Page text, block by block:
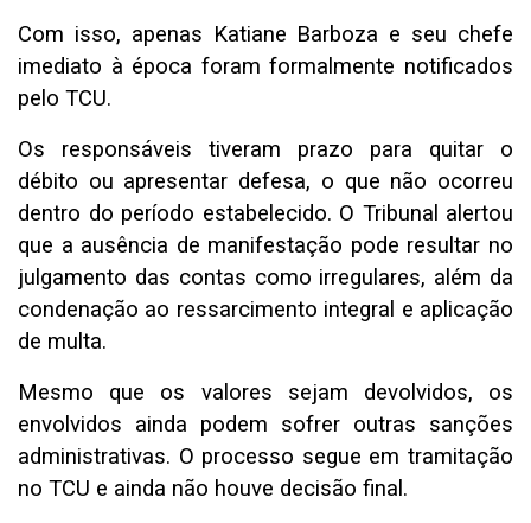
Com isso, apenas Katiane Barboza e seu chefe
imediato à época foram formalmente notificados
pelo TCU.
Os responsáveis tiveram prazo para quitar o
débito ou apresentar defesa, o que não ocorreu
dentro do período estabelecido. O Tribunal alertou
que a ausência de manifestação pode resultar no
julgamento das contas como irregulares, além da
condenação ao ressarcimento integral e aplicação
de multa.
Mesmo que os valores sejam devolvidos, os
envolvidos ainda podem sofrer outras sanções
administrativas. O processo segue em tramitação
no TCU e ainda não houve decisão final.